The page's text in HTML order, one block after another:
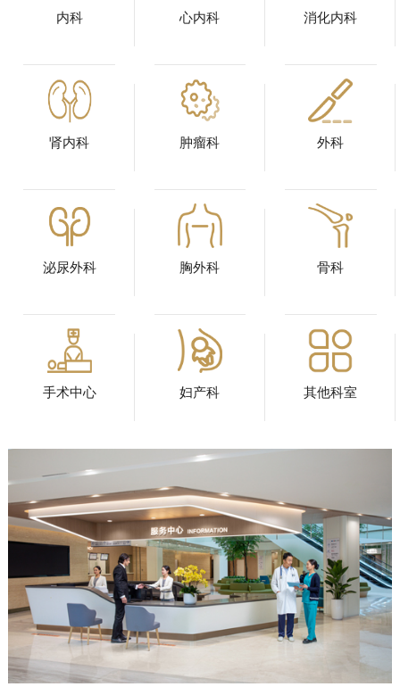
内科 心内科 消化内科
肾内科 肿瘤科 外科
泌尿外科 胸外科 骨科
手术中心 妇产科 其他科室